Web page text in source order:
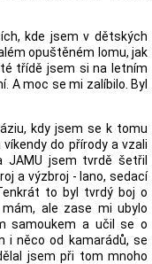
kde jsem v dětských
opuštěném lomu, jak
třídě jsem si na letním
A moc se mi zalíbilo. Byl
kdy jsem se k tomu
do přírody a vzali
JAMU jsem tvrdě šetřil
a výzbroj - lano, sedací
to byl tvrdý boj o
ale zase mi ubylo
samoukem a učil se o
i něco od kamarádů, se
jsem při tom mnoho